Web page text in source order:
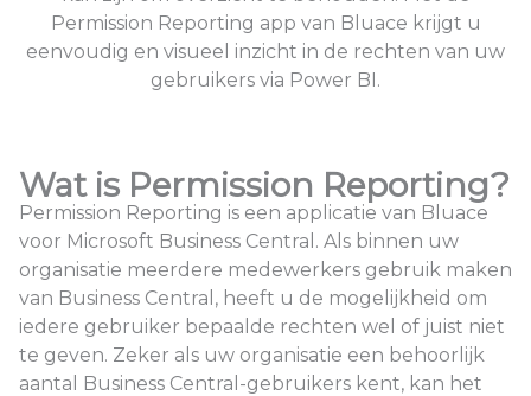
Permission Reporting app van Bluace krijgt u
eenvoudig en visueel inzicht in de rechten van uw
gebruikers via Power BI.
Wat is Permission Reporting?
Permission Reporting is een applicatie van Bluace
voor Microsoft Business Central. Als binnen uw
organisatie meerdere medewerkers gebruik maken
van Business Central, heeft u de mogelijkheid om
iedere gebruiker bepaalde rechten wel of juist niet
te geven. Zeker als uw organisatie een behoorlijk
aantal Business Central-gebruikers kent, kan het